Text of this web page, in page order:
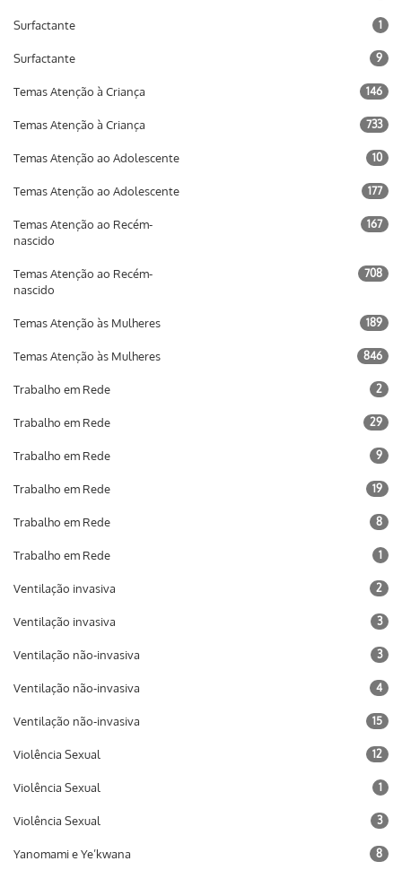
Surfactante 1
Surfactante 9
Temas Atenção à Criança 146
Temas Atenção à Criança 733
Temas Atenção ao Adolescente 10
Temas Atenção ao Adolescente 177
Temas Atenção ao Recém-
nascido
167
Temas Atenção ao Recém-
nascido
708
Temas Atenção às Mulheres 189
Temas Atenção às Mulheres 846
Trabalho em Rede 2
Trabalho em Rede 29
Trabalho em Rede 9
Trabalho em Rede 19
Trabalho em Rede 8
Trabalho em Rede 1
Ventilação invasiva 2
Ventilação invasiva 3
Ventilação não-invasiva 3
Ventilação não-invasiva 4
Ventilação não-invasiva 15
Violência Sexual 12
Violência Sexual 1
Violência Sexual 3
Yanomami e Ye’kwana 8